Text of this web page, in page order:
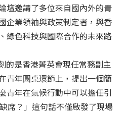
壇邀請了多位來自國內外的青
企業領袖與政策制定者，與香
綠色科技與國際合作的未來路
的是香港菁英會現任常務副主
青年圓桌環節上，提出一個簡
青年在氣候行動中可以擔任引
席？」這句話不僅啟發了現場